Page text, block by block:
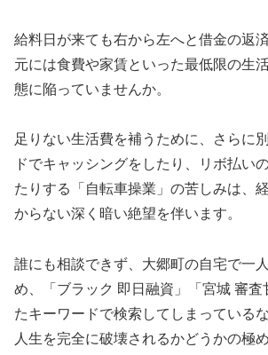
給料日が来ても右から左へと借金の返
元には食費や家賃といった最低限の生
態に陥っていませんか。
足りない生活費を補うために、さらに
ドでキャッシングをしたり、リボ払い
たりする「自転車操業」の苦しみは、
からない深く暗い絶望を伴います。
誰にも相談できず、大郷町の自宅で一
め、「ブラック 即日融資」「宮城 審査
たキーワードで検索してしまっている
人生を完全に破壊されるかどうかの極